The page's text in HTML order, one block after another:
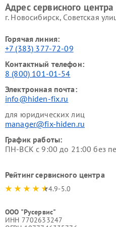
Адрес сервисного
г. Новосибирск, Советская
Горячая линия:
+7 (383) 377-72-09
Контактный телефон:
8 (800) 101-01-54
Электронная почта:
info@hiden-fix.ru
для юридических лиц
manager@fix-hiden.ru
График работы:
ПН-ВСК с 9:00 до 21:00 без
Рейтинг сервисного центра
4.9-5.0
ООО "Русервис"
ИНН 7702633247